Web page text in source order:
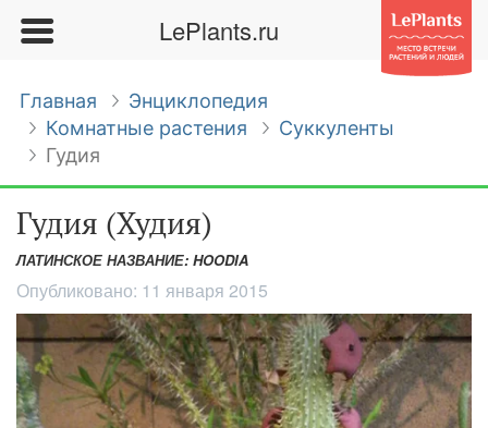
LePlants.ru
Главная
Энциклопедия
Комнатные растения
Суккуленты
Гудия
Гудия (Худия)
ЛАТИНСКОЕ НАЗВАНИЕ: HOODIA
Опубликовано: 11 января 2015